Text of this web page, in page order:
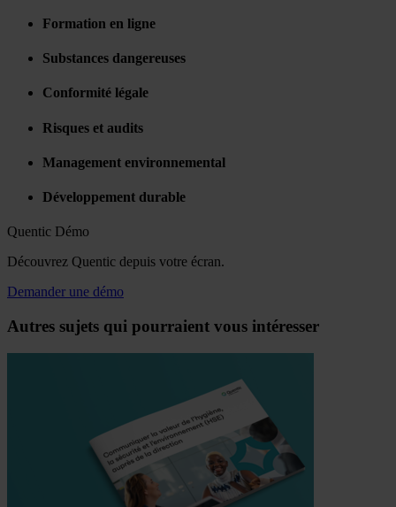
Formation en ligne
Substances dangereuses
Conformité légale
Risques et audits
Management environnemental
Développement durable
Quentic Démo
Découvrez Quentic depuis votre écran.
Demander une démo
Autres sujets qui pourraient vous intéresser